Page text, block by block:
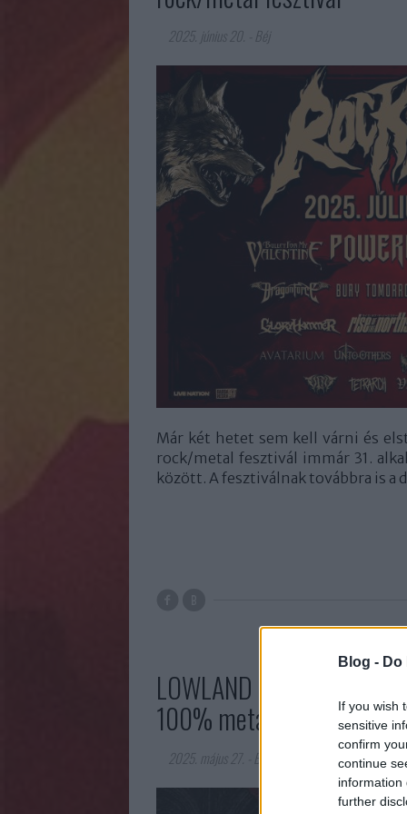
Blog -
If you wish
sensitive
confirm
continue
information
further
2025. június 20. Béj
Már két hetet sem kell várni és
rock/metal fesztivál immár 31.
között. A fesztiválnak továbbra is
LOWLAND FEST 2025 - 4
100% metal!
2025. május 27. Béj